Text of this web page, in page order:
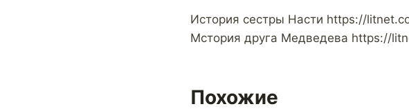
История сестры Насти https://
Мстория друга Медведева https://
Похожие